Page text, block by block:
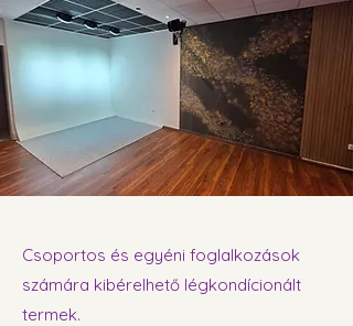
Csoportos és egyéni foglalkozások
számára kibérelhető légkondícionált
termek.